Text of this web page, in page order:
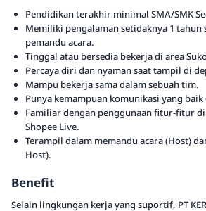
Pendidikan terakhir minimal SMA/SMK
Memiliki pengalaman setidaknya 1 tahun
pemandu acara.
Tinggal atau bersedia bekerja di area
Percaya diri dan nyaman saat tampil di
Mampu bekerja sama dalam sebuah tim.
Punya kemampuan komunikasi yang
Familiar dengan penggunaan fitur-fitur di
Shopee Live.
Terampil dalam memandu acara (Host)
Host).
Benefit
Selain lingkungan kerja yang suportif, PT